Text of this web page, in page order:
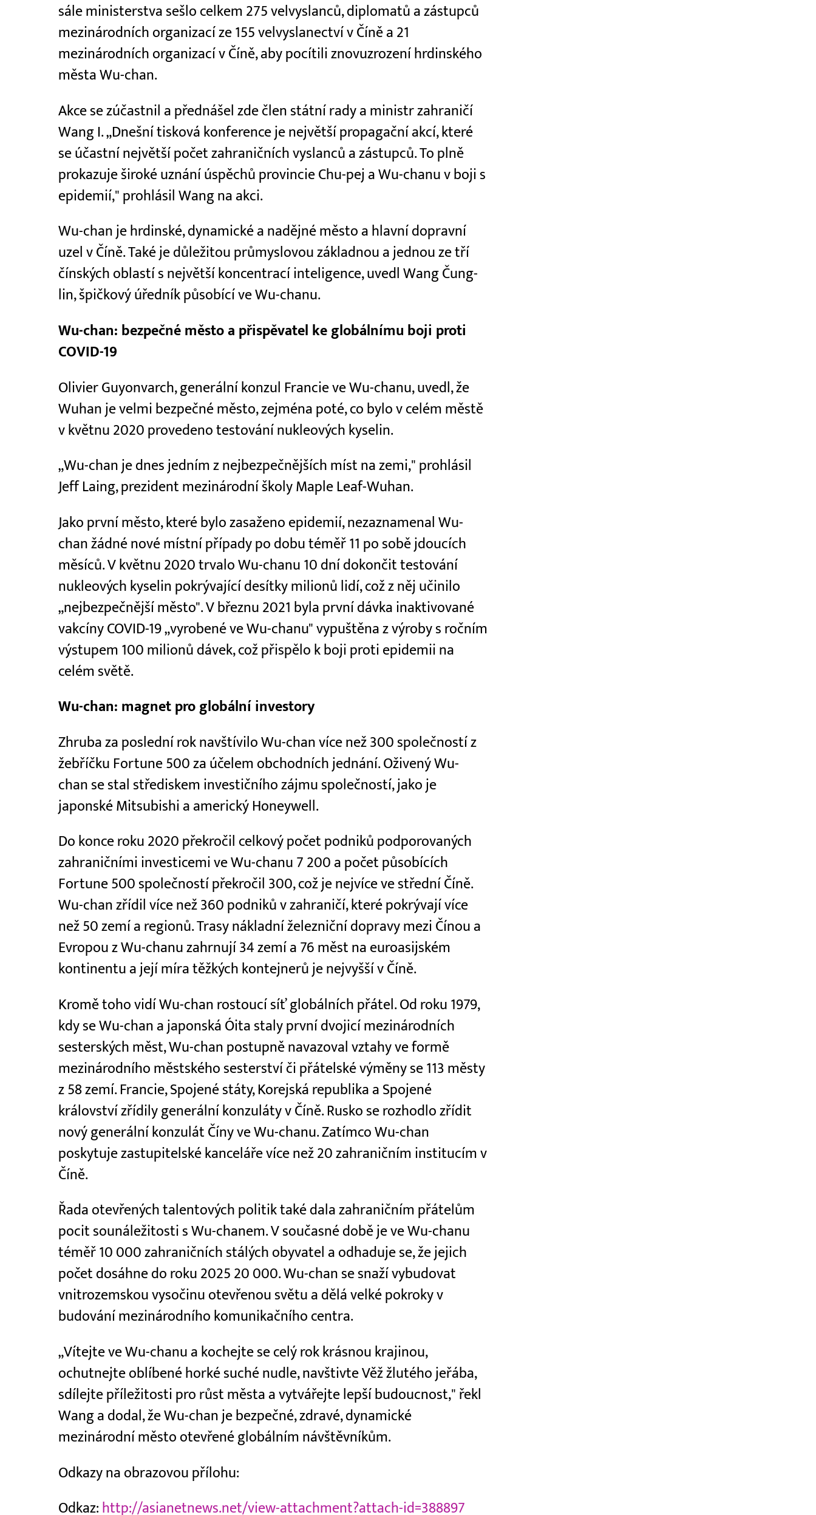
sále ministerstva sešlo celkem 275 velvyslanců, diplomatů a zástupců
mezinárodních organizací ze 155 velvyslanectví v Číně a 21
mezinárodních organizací v Číně, aby pocítili znovuzrození hrdinského
města Wu-chan.
Akce se zúčastnil a přednášel zde člen státní rady a ministr zahraničí
Wang I. „Dnešní tisková konference je největší propagační akcí, které
se účastní největší počet zahraničních vyslanců a zástupců. To plně
prokazuje široké uznání úspěchů provincie Chu-pej a Wu-chanu v boji s
epidemií," prohlásil Wang na akci.
Wu-chan je hrdinské, dynamické a nadějné město a hlavní dopravní
uzel v Číně. Také je důležitou průmyslovou základnou a jednou ze tří
čínských oblastí s největší koncentrací inteligence, uvedl Wang Čung-
lin, špičkový úředník působící ve Wu-chanu.
Wu-chan: bezpečné město a přispěvatel ke globálnímu boji proti
COVID-19
Olivier Guyonvarch, generální konzul Francie ve Wu-chanu, uvedl, že
Wuhan je velmi bezpečné město, zejména poté, co bylo v celém městě
v květnu 2020 provedeno testování nukleových kyselin.
„Wu-chan je dnes jedním z nejbezpečnějších míst na zemi," prohlásil
Jeff Laing, prezident mezinárodní školy Maple Leaf-Wuhan.
Jako první město, které bylo zasaženo epidemií, nezaznamenal Wu-
chan žádné nové místní případy po dobu téměř 11 po sobě jdoucích
měsíců. V květnu 2020 trvalo Wu-chanu 10 dní dokončit testování
nukleových kyselin pokrývající desítky milionů lidí, což z něj učinilo
„nejbezpečnější město". V březnu 2021 byla první dávka inaktivované
vakcíny COVID-19 „vyrobené ve Wu-chanu" vypuštěna z výroby s ročním
výstupem 100 milionů dávek, což přispělo k boji proti epidemii na
celém světě.
Wu-chan: magnet pro globální investory
Zhruba za poslední rok navštívilo Wu-chan více než 300 společností z
žebříčku Fortune 500 za účelem obchodních jednání. Oživený Wu-
chan se stal střediskem investičního zájmu společností, jako je
japonské Mitsubishi a americký Honeywell.
Do konce roku 2020 překročil celkový počet podniků podporovaných
zahraničními investicemi ve Wu-chanu 7 200 a počet působících
Fortune 500 společností překročil 300, což je nejvíce ve střední Číně.
Wu-chan zřídil více než 360 podniků v zahraničí, které pokrývají více
než 50 zemí a regionů. Trasy nákladní železniční dopravy mezi Čínou a
Evropou z Wu-chanu zahrnují 34 zemí a 76 měst na euroasijském
kontinentu a její míra těžkých kontejnerů je nejvyšší v Číně.
Kromě toho vidí Wu-chan rostoucí síť globálních přátel. Od roku 1979,
kdy se Wu-chan a japonská Óita staly první dvojicí mezinárodních
sesterských měst, Wu-chan postupně navazoval vztahy ve formě
mezinárodního městského sesterství či přátelské výměny se 113 městy
z 58 zemí. Francie, Spojené státy, Korejská republika a Spojené
království zřídily generální konzuláty v Číně. Rusko se rozhodlo zřídit
nový generální konzulát Číny ve Wu-chanu. Zatímco Wu-chan
poskytuje zastupitelské kanceláře více než 20 zahraničním institucím v
Číně.
Řada otevřených talentových politik také dala zahraničním přátelům
pocit sounáležitosti s Wu-chanem. V současné době je ve Wu-chanu
téměř 10 000 zahraničních stálých obyvatel a odhaduje se, že jejich
počet dosáhne do roku 2025 20 000. Wu-chan se snaží vybudovat
vnitrozemskou vysočinu otevřenou světu a dělá velké pokroky v
budování mezinárodního komunikačního centra.
„Vítejte ve Wu-chanu a kochejte se celý rok krásnou krajinou,
ochutnejte oblíbené horké suché nudle, navštivte Věž žlutého jeřába,
sdílejte příležitosti pro růst města a vytvářejte lepší budoucnost," řekl
Wang a dodal, že Wu-chan je bezpečné, zdravé, dynamické
mezinárodní město otevřené globálním návštěvníkům.
Odkazy na obrazovou přílohu:
Odkaz: http://asianetnews.net/view-attachment?attach-id=388897